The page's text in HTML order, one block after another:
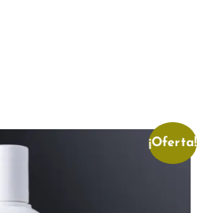
¡Oferta!